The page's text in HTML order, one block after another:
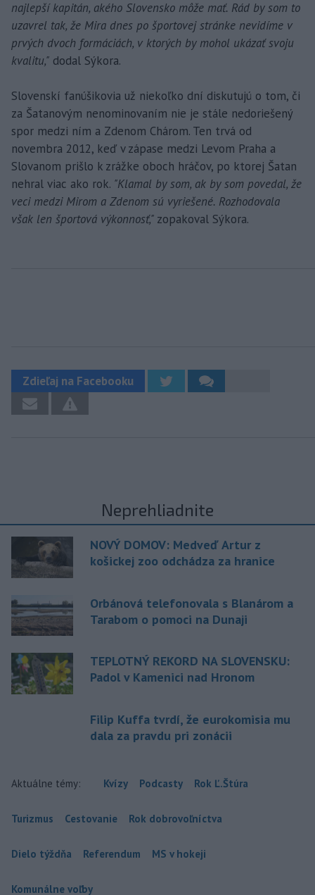
najlepší kapitán, akého Slovensko môže mať. Rád by som to
uzavrel tak, že Mira dnes po športovej stránke nevidíme v
prvých dvoch formáciách, v ktorých by mohol ukázať svoju
kvalitu," dodal Sýkora.
Slovenskí fanúšikovia už niekoľko dní diskutujú o tom, či
za Šatanovým nenominovaním nie je stále nedoriešený
spor medzi ním a Zdenom Chárom. Ten trvá od
novembra 2012, keď v zápase medzi Levom Praha a
Slovanom prišlo k zrážke oboch hráčov, po ktorej Šatan
nehral viac ako rok. "Klamal by som, ak by som povedal, že
veci medzi Mirom a Zdenom sú vyriešené. Rozhodovala
však len športová výkonnosť," zopakoval Sýkora.
Zdieľaj na Facebooku
Neprehliadnite
NOVÝ DOMOV: Medveď Artur z
košickej zoo odchádza za hranice
Orbánová telefonovala s Blanárom a
Tarabom o pomoci na Dunaji
TEPLOTNÝ REKORD NA SLOVENSKU:
Padol v Kamenici nad Hronom
Filip Kuffa tvrdí, že eurokomisia mu
dala za pravdu pri zonácii
Aktuálne témy: Kvízy Podcasty Rok Ľ.Štúra
Turizmus Cestovanie Rok dobrovoľníctva
Dielo týždňa Referendum MS v hokeji
Komunálne voľby